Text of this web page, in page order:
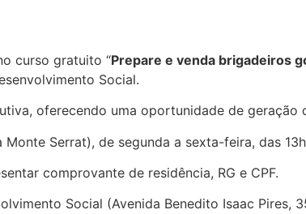
curso gratuito “Prepare e venda brigadeiros
Social.
oferecendo uma oportunidade de geração
Serrat), de segunda a sexta-feira, das
comprovante de residência, RG e CPF.
Social (Avenida Benedito Isaac Pires,